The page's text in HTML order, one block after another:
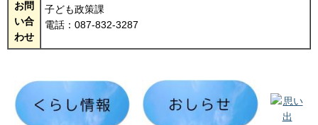
お問
い合
わせ
子ども政策課
電話：087-832-3287